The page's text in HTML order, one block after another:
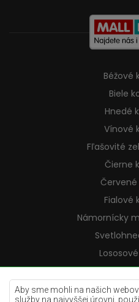
Aby sme mohli na našich
služby na najvyššej úrovni,
Béžové
Biele
Hnedé
Vínové
Fľašovité
Čierne
Fialové
Námornícky
Lilac